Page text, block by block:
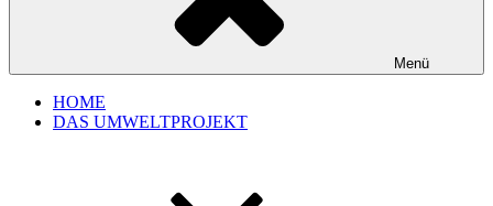
Menü
HOME
DAS UMWELTPROJEKT